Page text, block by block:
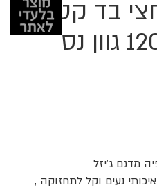
בד קטיפה
דגם גיזל 120x190 גוון נס
מדגם ג’יזל
נעים וקל לתחזוקה ,